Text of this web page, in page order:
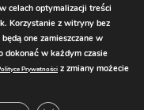
celach optymalizacji treści
Korzystanie z witryny bez
one zamieszczane w
dokonać w każdym czasie
Prywatności z zmiany możecie